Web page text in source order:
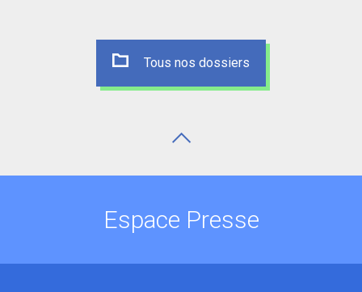
Tous nos dossiers
Espace Presse